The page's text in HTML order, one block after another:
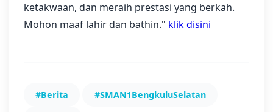
ketakwaan, dan meraih prestasi yang berkah.
Mohon maaf lahir dan bathin." klik disini
#Berita #SMAN1BengkuluSelatan